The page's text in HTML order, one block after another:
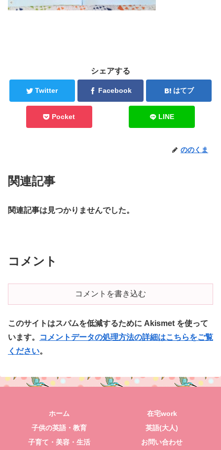
シェアする
Twitter Facebook はてブ
Pocket LINE
ののくま
関連記事
関連記事は見つかりませんでした。
コメント
コメントを書き込む
このサイトはスパムを低減するために Akismet を使って
います。
コメントデータの処理方法の詳細はこちらをご覧
ください。
ホーム
在宅work
子供の英語・教育
英語(大人)
子育て・美容・生活
お問い合わせ